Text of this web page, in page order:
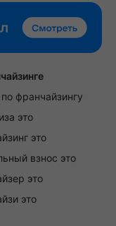
франчайзингу
это
это
взнос это
это
это